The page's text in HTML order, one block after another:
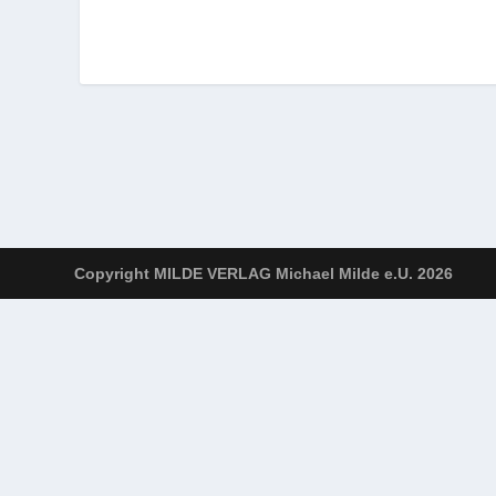
Copyright MILDE VERLAG Michael Milde e.U. 2026